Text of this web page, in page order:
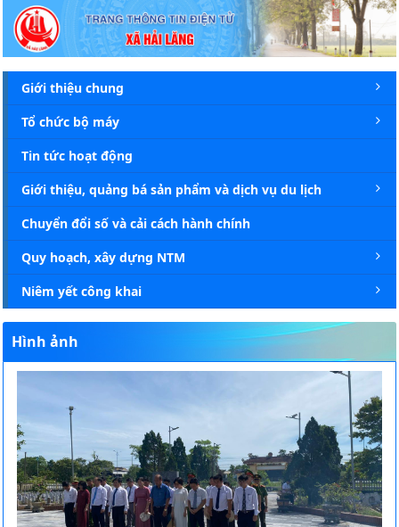
Chi tiết tin - Xã Hải Lăng
Giới thiệu chung
Tổ chức bộ máy
Tin tức hoạt động
Giới thiệu, quảng bá sản phẩm và dịch vụ du lịch
Chuyển đổi số và cải cách hành chính
Quy hoạch, xây dựng NTM
Niêm yết công khai
Hình ảnh